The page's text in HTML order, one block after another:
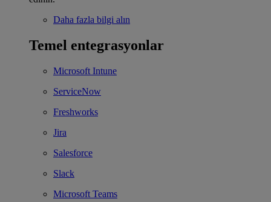
Daha fazla bilgi alın
Temel entegrasyonlar
Microsoft Intune
ServiceNow
Freshworks
Jira
Salesforce
Slack
Microsoft Teams